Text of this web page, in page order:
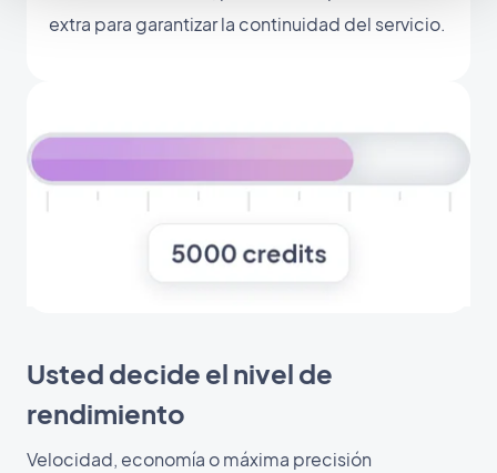
extra para garantizar la continuidad del servicio.
Usted decide el nivel de
rendimiento
Velocidad, economía o máxima precisión